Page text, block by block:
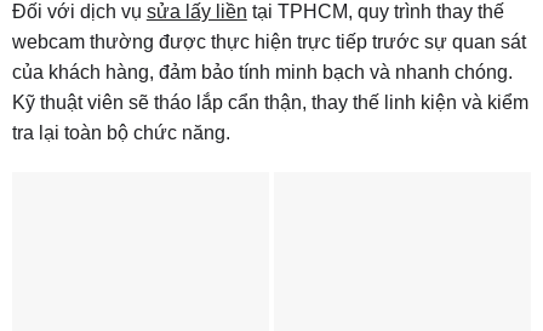
Đối với dịch vụ sửa lấy liền tại TPHCM, quy trình thay thế
webcam thường được thực hiện trực tiếp trước sự quan sát
của khách hàng, đảm bảo tính minh bạch và nhanh chóng.
Kỹ thuật viên sẽ tháo lắp cẩn thận, thay thế linh kiện và kiểm
tra lại toàn bộ chức năng.